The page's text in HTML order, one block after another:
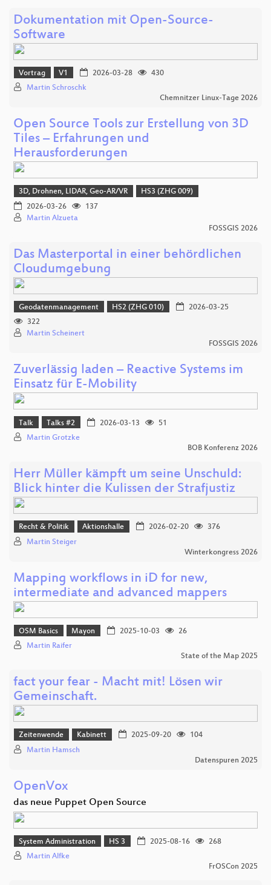
Dokumentation mit Open-Source-
Software
Vortrag V1 2026-03-28
430
Martin Schroschk
Chemnitzer Linux-Tage 2026
Open Source Tools zur Erstellung von 3D
Tiles – Erfahrungen und
Herausforderungen
3D, Drohnen, LIDAR, Geo-AR/VR
HS3 (ZHG 009)
2026-03-26
137
Martin Alzueta
FOSSGIS 2026
Das Masterportal in einer behördlichen
Cloudumgebung
Geodatenmanagement HS2 (ZHG 010)
2026-03-25
322
Martin Scheinert
FOSSGIS 2026
Zuverlässig laden – Reactive Systems im
Einsatz für E-Mobility
Talk Talks #2 2026-03-13
51
Martin Grotzke
BOB Konferenz 2026
Herr Müller kämpft um seine Unschuld:
Blick hinter die Kulissen der Strafjustiz
Recht & Politik Aktionshalle 2026-02-20
376
Martin Steiger
Winterkongress 2026
Mapping workflows in iD for new,
intermediate and advanced mappers
OSM Basics Mayon 2025-10-03
26
Martin Raifer
State of the Map 2025
fact your fear - Macht mit! Lösen wir
Gemeinschaft.
Zeitenwende Kabinett 2025-09-20
104
Martin Hamsch
Datenspuren 2025
OpenVox
das neue Puppet Open Source
System Administration HS 3 2025-08-16
268
Martin Alfke
FrOSCon 2025